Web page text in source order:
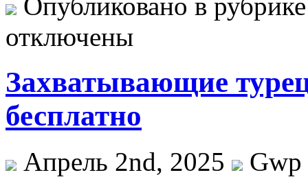
отключены
Захватывающие
бесплатно
Апрель 2nd, 2025
Gwp